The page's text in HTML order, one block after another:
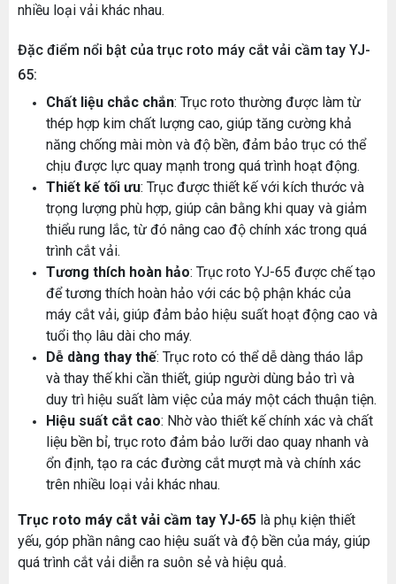
nhiều loại vải khác nhau.
Đặc điểm nổi bật của trục roto máy cắt vải cầm tay YJ-
65:
Chất liệu chắc chắn: Trục roto thường được làm từ
thép hợp kim chất lượng cao, giúp tăng cường khả
năng chống mài mòn và độ bền, đảm bảo trục có thể
chịu được lực quay mạnh trong quá trình hoạt động.
Thiết kế tối ưu: Trục được thiết kế với kích thước và
trọng lượng phù hợp, giúp cân bằng khi quay và giảm
thiểu rung lắc, từ đó nâng cao độ chính xác trong quá
trình cắt vải.
Tương thích hoàn hảo: Trục roto YJ-65 được chế tạo
để tương thích hoàn hảo với các bộ phận khác của
máy cắt vải, giúp đảm bảo hiệu suất hoạt động cao và
tuổi thọ lâu dài cho máy.
Dễ dàng thay thế: Trục roto có thể dễ dàng tháo lắp
và thay thế khi cần thiết, giúp người dùng bảo trì và
duy trì hiệu suất làm việc của máy một cách thuận tiện.
Hiệu suất cắt cao: Nhờ vào thiết kế chính xác và chất
liệu bền bỉ, trục roto đảm bảo lưỡi dao quay nhanh và
ổn định, tạo ra các đường cắt mượt mà và chính xác
trên nhiều loại vải khác nhau.
Trục roto máy cắt vải cầm tay YJ-65 là phụ kiện thiết
yếu, góp phần nâng cao hiệu suất và độ bền của máy, giúp
quá trình cắt vải diễn ra suôn sẻ và hiệu quả.
MÁY MAY BAO CẦM TAY TRỤ ĐỨNG 2 KIM
Đăng nhập để xem giá sỉ
Giá bán lẻ: